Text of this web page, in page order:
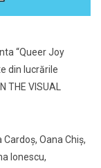
“Queer Joy
din lucrările
VISUAL
Oana Chiș,
Ionescu,